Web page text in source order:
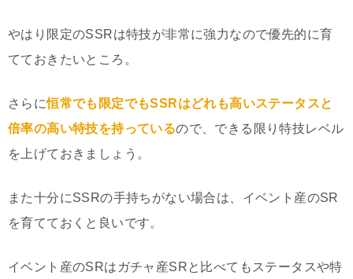
やはり限定のSSRは特技が非常に強力なので優先的に育
てておきたいところ。
さらに恒常でも限定でもSSRはどれも高いステータスと
倍率の高い特技を持っているので、できる限り特技レベル
を上げておきましょう。
また十分にSSRの手持ちがない場合は、イベント産のSR
を育てておくと良いです。
イベント産のSRはガチャ産SRと比べてもステータスや特